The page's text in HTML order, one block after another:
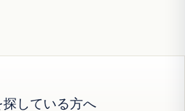
している方へ